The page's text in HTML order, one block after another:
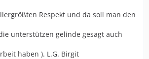
Respekt und da soll man den
unterstützen gelinde gesagt auch
haben ). L.G. Birgit